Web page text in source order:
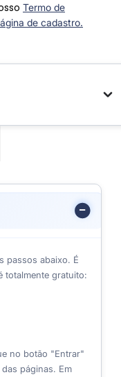
Termo de
de cadastro.
passos abaixo. É
totalmente gratuito:
no botão "Entrar"
páginas. Em